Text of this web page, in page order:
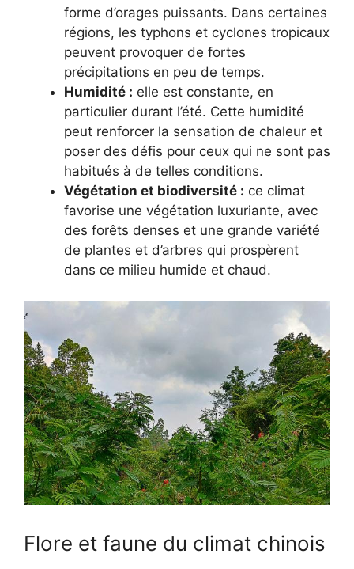
forme d’orages puissants. Dans certaines
régions, les typhons et cyclones tropicaux
peuvent provoquer de fortes
précipitations en peu de temps.
Humidité : elle est constante, en
particulier durant l’été. Cette humidité
peut renforcer la sensation de chaleur et
poser des défis pour ceux qui ne sont pas
habitués à de telles conditions.
Végétation et biodiversité : ce climat
favorise une végétation luxuriante, avec
des forêts denses et une grande variété
de plantes et d’arbres qui prospèrent
dans ce milieu humide et chaud.
Flore et faune du climat chinois